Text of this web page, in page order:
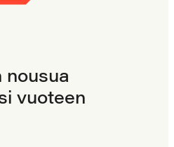
nousua
vuoteen